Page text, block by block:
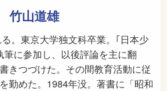
竹山道雄
。東京大学独文科卒業。｢日本少
筆に参加し、以後評論を主に翻
きつづけた。その間教育活動に従
勤めた。1984年没。著書に「昭和